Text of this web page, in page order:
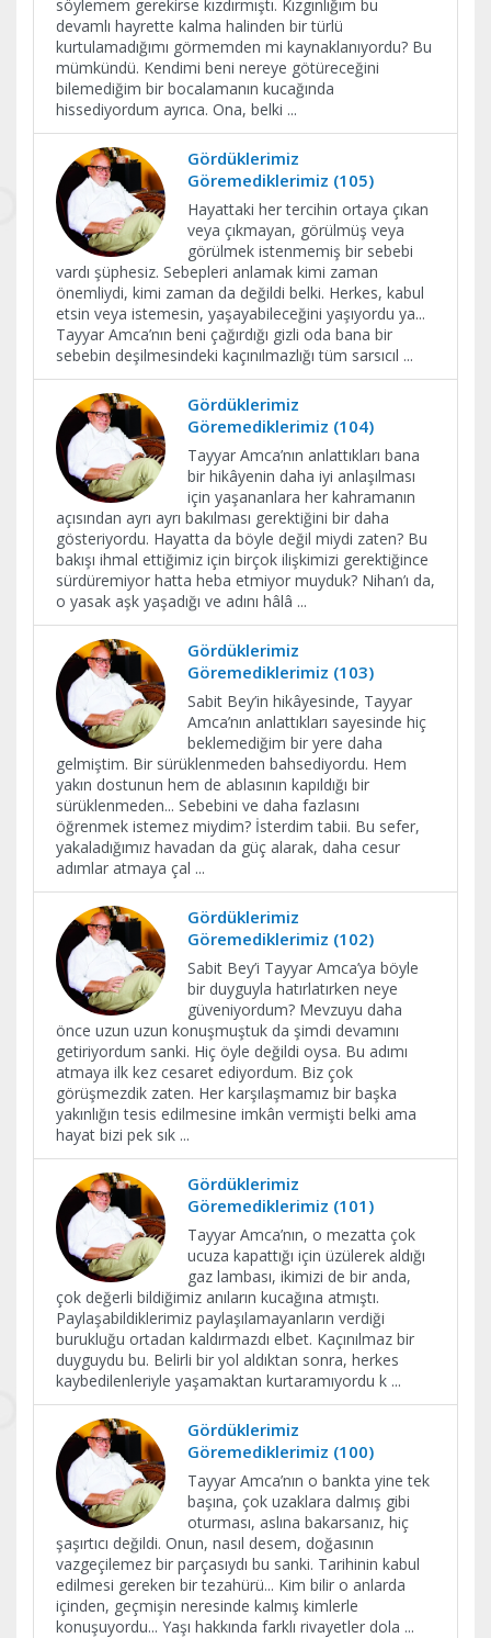
söylemem gerekirse kızdırmıştı. Kızgınlığım bu
devamlı hayrette kalma halinden bir türlü
kurtulamadığımı görmemden mi kaynaklanıyordu? Bu
mümkündü. Kendimi beni nereye götüreceğini
bilemediğim bir bocalamanın kucağında
hissediyordum ayrıca. Ona, belki ...
Gördüklerimiz
Göremediklerimiz (105)
Hayattaki her tercihin ortaya çıkan
veya çıkmayan, görülmüş veya
görülmek istenmemiş bir sebebi
vardı şüphesiz. Sebepleri anlamak kimi zaman
önemliydi, kimi zaman da değildi belki. Herkes, kabul
etsin veya istemesin, yaşayabileceğini yaşıyordu ya...
Tayyar Amca’nın beni çağırdığı gizli oda bana bir
sebebin deşilmesindeki kaçınılmazlığı tüm sarsıcıl ...
Gördüklerimiz
Göremediklerimiz (104)
Tayyar Amca’nın anlattıkları bana
bir hikâyenin daha iyi anlaşılması
için yaşananlara her kahramanın
açısından ayrı ayrı bakılması gerektiğini bir daha
gösteriyordu. Hayatta da böyle değil miydi zaten? Bu
bakışı ihmal ettiğimiz için birçok ilişkimizi gerektiğince
sürdüremiyor hatta heba etmiyor muyduk? Nihan’ı da,
o yasak aşk yaşadığı ve adını hâlâ ...
Gördüklerimiz
Göremediklerimiz (103)
Sabit Bey’in hikâyesinde, Tayyar
Amca’nın anlattıkları sayesinde hiç
beklemediğim bir yere daha
gelmiştim. Bir sürüklenmeden bahsediyordu. Hem
yakın dostunun hem de ablasının kapıldığı bir
sürüklenmeden... Sebebini ve daha fazlasını
öğrenmek istemez miydim? İsterdim tabii. Bu sefer,
yakaladığımız havadan da güç alarak, daha cesur
adımlar atmaya çal ...
Gördüklerimiz
Göremediklerimiz (102)
Sabit Bey’i Tayyar Amca’ya böyle
bir duyguyla hatırlatırken neye
güveniyordum? Mevzuyu daha
önce uzun uzun konuşmuştuk da şimdi devamını
getiriyordum sanki. Hiç öyle değildi oysa. Bu adımı
atmaya ilk kez cesaret ediyordum. Biz çok
görüşmezdik zaten. Her karşılaşmamız bir başka
yakınlığın tesis edilmesine imkân vermişti belki ama
hayat bizi pek sık ...
Gördüklerimiz
Göremediklerimiz (101)
Tayyar Amca’nın, o mezatta çok
ucuza kapattığı için üzülerek aldığı
gaz lambası, ikimizi de bir anda,
çok değerli bildiğimiz anıların kucağına atmıştı.
Paylaşabildiklerimiz paylaşılamayanların verdiği
burukluğu ortadan kaldırmazdı elbet. Kaçınılmaz bir
duyguydu bu. Belirli bir yol aldıktan sonra, herkes
kaybedilenleriyle yaşamaktan kurtaramıyordu k ...
Gördüklerimiz
Göremediklerimiz (100)
Tayyar Amca’nın o bankta yine tek
başına, çok uzaklara dalmış gibi
oturması, aslına bakarsanız, hiç
şaşırtıcı değildi. Onun, nasıl desem, doğasının
vazgeçilemez bir parçasıydı bu sanki. Tarihinin kabul
edilmesi gereken bir tezahürü... Kim bilir o anlarda
içinden, geçmişin neresinde kalmış kimlerle
konuşuyordu... Yaşı hakkında farklı rivayetler dola ...